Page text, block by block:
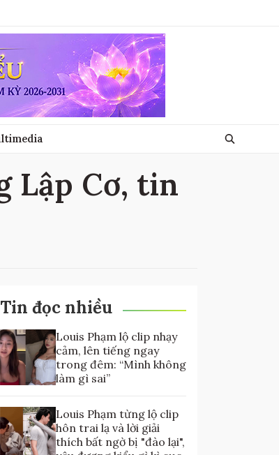
Lập Cơ, tin
Tin đọc nhiều
Louis Phạm lộ clip nhạy
cảm, lên tiếng ngay
trong đêm: “Mình không
làm gì sai”
Louis Phạm từng lộ clip
hôn trai lạ và lời giải
thích bất ngờ bị "đào lại",